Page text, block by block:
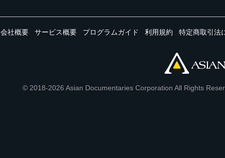
会社概要 サービス概要 プログラムガイド 利用規約 特定商取引法
© 2018-2026 Asian Documentaries Corporation All Rights